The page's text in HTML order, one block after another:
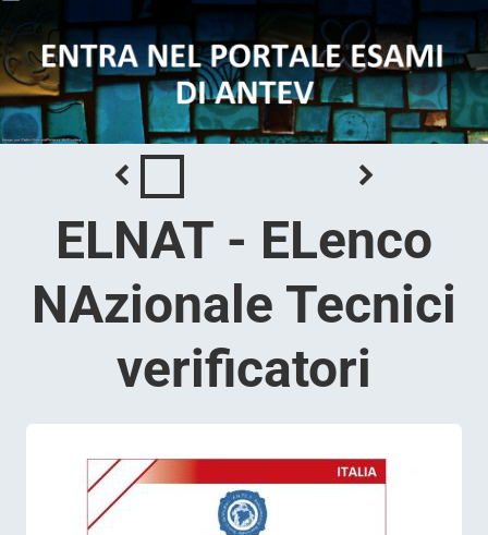
ELNAT - ELenco
NAzionale Tecnici
verificatori